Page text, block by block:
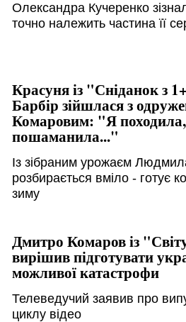
Олександра Кучеренко
точно належить частина її
Красуня із "Сніданок з
Барбір зійшлася з
Комаровим: "Я походила,
пошаманила..."
Із зібраним урожаєм
розбирається вміло - готує
зиму
Дмитро Комаров із
вирішив підготувати
можливої ​​катастрофи
Телеведучий заявив про
циклу відео